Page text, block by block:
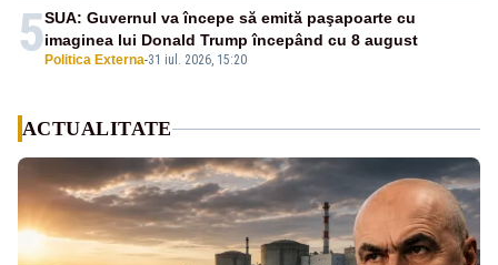
5 Politica Externa-31 iul. 2026, 15:20
SUA: Guvernul va începe să emită paşapoarte cu
imaginea lui Donald Trump începând cu 8 august
ACTUALITATE